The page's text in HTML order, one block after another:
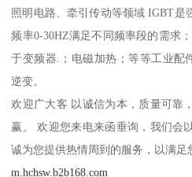
照明电路、牵引传动等领域 IGBT是
频率0-30HZ满足不同频率段的需求
于变频器.；电磁加热；等等工业配
逆变。
欢迎广大客 以诚信为本，质量可靠
赢。 欢迎您来电来函垂询，我们会
诚为您提供热情周到的服务，以满足
m.hchsw.b2b168.com